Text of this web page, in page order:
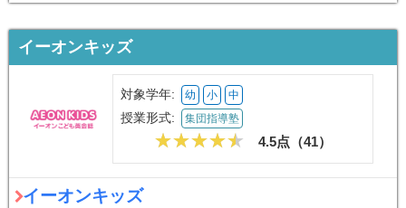
イーオンキッズ
対象学年: 幼 小 中
授業形式: 集団指導塾
4.5点（41）
イーオンキッズ